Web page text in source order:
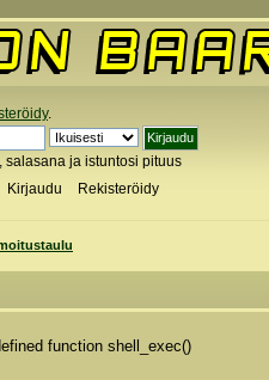
.
salasana ja istuntosi pituus
Kirjaudu Rekisteröidy
function shell_exec()